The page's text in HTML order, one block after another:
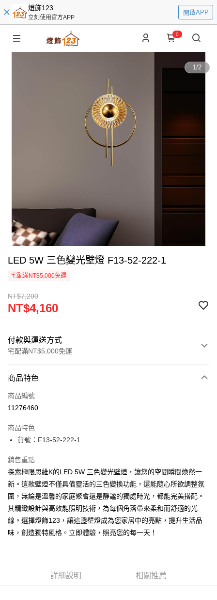
燈飾123
立刻使用官方APP
開啟APP
0
1/2
LED 5W 三色變光壁燈 F13-52-222-1
宅配滿NT$5,000免運
NT$7,200
NT$4,160
付款與運送方式
宅配滿NT$5,000免運
信用卡一次付款
LINE Pay
街口支付
悠遊付
Google Pay
全盈+PAY
AFTEE先享後付
相關說明
【關於「AFTEE先享後付」】
３．安心：先確認商品／服務後，再付款。
商品特色
商品編號
11276460
商品特色
貨號：F13-52-222-1
銷售重點
探索極限思維K的LED 5W 三色變光壁燈，讓您的空間瞬間煥然一
新。這款壁燈不僅具備靈活的三色變換功能，還能隨心所欲調整氛
圍，無論是溫馨的家庭聚會還是靜謐的獨處時光，都能完美搭配。
其精緻設計與高效能照明技術，為每個角落帶來柔和而舒適的光
線。選擇燈飾123，讓這盞壁燈成為您家居中的亮點，提升生活品
味，創造獨特風格。立即體驗，照亮您的每一天！
詳細說明 相關推薦